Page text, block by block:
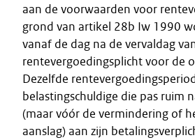
aan de voorwaarden voor
grond van artikel 28b Iw 1990
vanaf de dag na de vervaldag
rentevergoedingsplicht voor de
Dezelfde
belastingschuldige die pas ruim
(maar vóór de vermindering of
aanslag) aan zijn